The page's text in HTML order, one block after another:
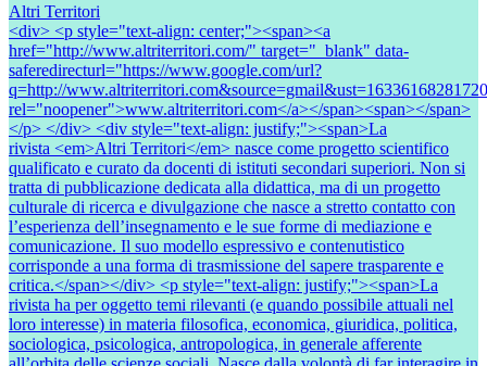
Altri Territori
<div> <p style="text-align: center;"><span><a
href="http://www.altriterritori.com/" target="_blank" data-
saferedirecturl="https://www.google.com/url?
q=http://
rel="noopener">www.altriterritori.com</a></span><span></span>
</p> </div> <div style="text-align: justify;"><span>La
rivista <em>Altri Territori</em> nasce come progetto scientifico
qualificato e curato da docenti di istituti secondari superiori. Non si
tratta di pubblicazione dedicata alla didattica, ma di un progetto
culturale di ricerca e divulgazione che nasce a stretto contatto con
l’esperienza dell’insegnamento e le sue forme di mediazione e
comunicazione. Il suo modello espressivo e contenutistico
corrisponde a una forma di trasmissione del sapere trasparente e
critica.</span></div> <p style="text-align: justify;"><span>La
rivista ha per oggetto temi rilevanti (e quando possibile attuali nel
loro interesse) in materia filosofica, economica, giuridica, politica,
sociologica, psicologica, antropologica, in generale afferente